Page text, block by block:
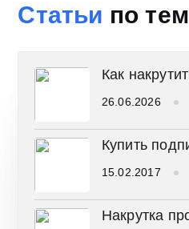
Статьи по
Как
26.06.2026
Купить
15.02.2017
Накрутка